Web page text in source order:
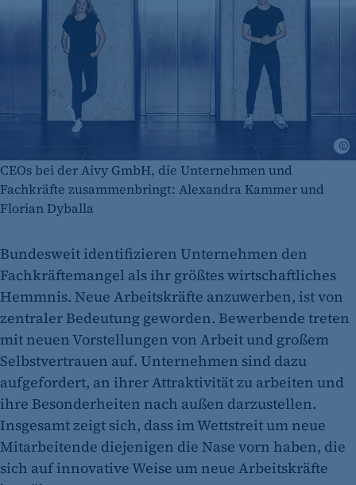
CEOs bei der Aivy GmbH, die Unternehmen und
Fachkräfte zusammenbringt: Alexandra Kammer und
Florian Dyballa
Bundesweit identifizieren Unternehmen den
Fachkräftemangel als ihr größtes wirtschaftliches
Hemmnis. Neue Arbeitskräfte anzuwerben, ist von
zentraler Bedeutung geworden. Bewerbende treten
mit neuen Vorstellungen von Arbeit und großem
Selbstvertrauen auf. Unternehmen sind dazu
aufgefordert, an ihrer Attraktivität zu arbeiten und
ihre Besonderheiten nach außen darzustellen.
Insgesamt zeigt sich, dass im Wettstreit um neue
Mitarbeitende diejenigen die Nase vorn haben, die
sich auf innovative Weise um neue Arbeitskräfte